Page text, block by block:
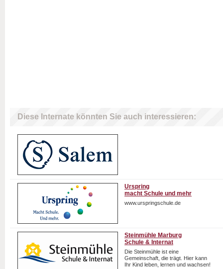
Diese Internate könnten Sie auch interessieren:
Urspring
macht Schule und mehr
www.urspringschule.de
Steinmühle Marburg
Schule & Internat
Die Steinmühle ist eine
Gemeinschaft, die trägt. Hier kann
Ihr Kind leben, lernen und wachsen!